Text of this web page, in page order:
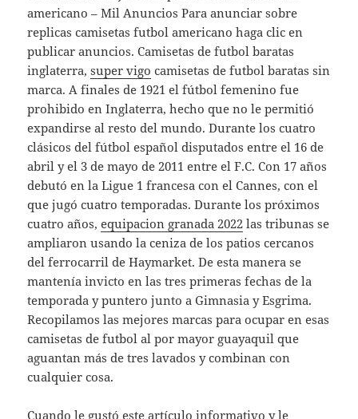
americano – Mil Anuncios Para anunciar sobre
replicas camisetas futbol americano haga clic en
publicar anuncios. Camisetas de futbol baratas
inglaterra,super vigo camisetas de futbol baratas sin
marca. A finales de 1921 el fútbol femenino fue
prohibido en Inglaterra, hecho que no le permitió
expandirse al resto del mundo. Durante los cuatro
clásicos del fútbol español disputados entre el 16 de
abril y el 3 de mayo de 2011 entre el F.C. Con 17 años
debutó en la Ligue 1 francesa con el Cannes, con el
que jugó cuatro temporadas. Durante los próximos
cuatro años,equipacion granada 2022 las tribunas se
ampliaron usando la ceniza de los patios cercanos
del ferrocarril de Haymarket. De esta manera se
mantenía invicto en las tres primeras fechas de la
temporada y puntero junto a Gimnasia y Esgrima.
Recopilamos las mejores marcas para ocupar en esas
camisetas de futbol al por mayor guayaquil que
aguantan más de tres lavados y combinan con
cualquier cosa.
Cuando le gustó este artículo informativo y le